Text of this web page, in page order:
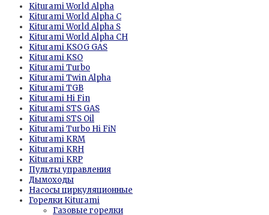
Kiturami World Alpha
Kiturami World Alpha C
Kiturami World Alpha S
Kiturami World Alpha CH
Kiturami KSOG GAS
Kiturami KSО
Kiturami Turbo
Kiturami Twin Alpha
Kiturami TGB
Kiturami Hi Fin
Kiturami STS GAS
Kiturami STS Oil
Kiturami Turbo Hi FiN
Kiturami KRM
Kiturami KRH
Kiturami KRP
Пульты управления
Дымоходы
Насосы циркуляционные
Горелки Kiturami
Газовые горелки